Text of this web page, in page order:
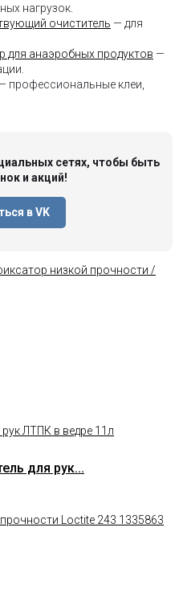
нагрузок.
очиститель — для
для анаэробных продуктов —
профессиональные клеи,
сетях, чтобы быть
и акций!
в VK
для рук...